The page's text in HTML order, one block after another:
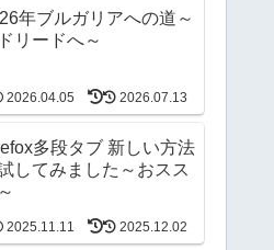
年ブルガリアへの道～
リードへ～
2026.04.05 2026.07.13
多段タブ 新しい方法
してみました～おスス
2025.11.11 2025.12.02